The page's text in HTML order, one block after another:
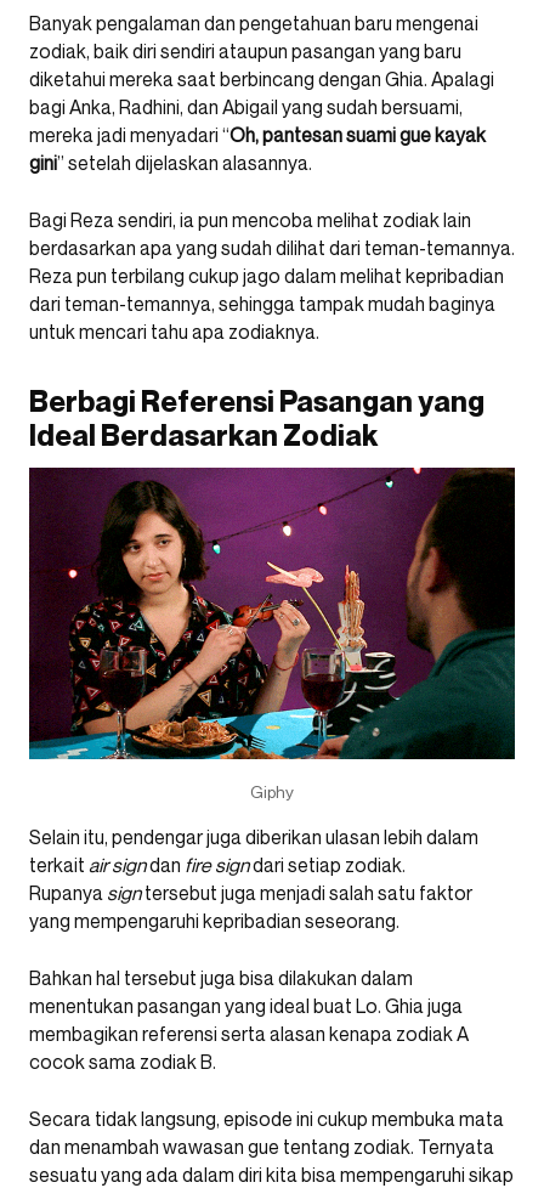
Banyak pengalaman dan pengetahuan baru mengenai
zodiak, baik diri sendiri ataupun pasangan yang baru
diketahui mereka saat berbincang dengan Ghia. Apalagi
bagi Anka, Radhini, dan Abigail yang sudah bersuami,
mereka jadi menyadari “Oh, pantesan suami gue kayak
gini” setelah dijelaskan alasannya.
Bagi Reza sendiri, ia pun mencoba melihat zodiak lain
berdasarkan apa yang sudah dilihat dari teman-temannya.
Reza pun terbilang cukup jago dalam melihat kepribadian
dari teman-temannya, sehingga tampak mudah baginya
untuk mencari tahu apa zodiaknya.
Berbagi Referensi Pasangan yang
Ideal Berdasarkan Zodiak
Giphy
Selain itu, pendengar juga diberikan ulasan lebih dalam
terkait air signdan fire signdari setiap zodiak.
Rupanya signtersebut juga menjadi salah satu faktor
yang mempengaruhi kepribadian seseorang.
Bahkan hal tersebut juga bisa dilakukan dalam
menentukan pasangan yang ideal buat Lo. Ghia juga
membagikan referensi serta alasan kenapa zodiak A
cocok sama zodiak B.
Secara tidak langsung, episode ini cukup membuka mata
dan menambah wawasan gue tentang zodiak. Ternyata
sesuatu yang ada dalam diri kita bisa mempengaruhi sikap